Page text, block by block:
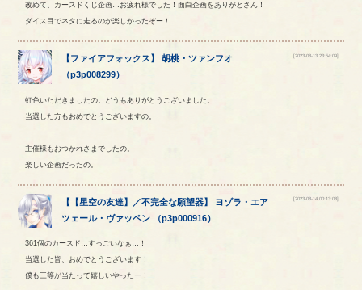
改めて、カースドくじ企画…お疲れ様でした！面白企画をありがとさん！
ダイス目でネタに走るのが楽しかったぞー！
【ファイアフォックス 】胡桃・ツァンフオ
（p3p008299）
[2023-08-13 23:54:09]
虹色いただきましたの。どうもありがとうございました。
当選した方もおめでとうございますの。
主催様もおつかれさまでしたの。
楽しい企画だったの。
【 【星空の友達】／不完全な願望器】 ヨゾラ ・ エア
ツェール・ ヴァッペン （p3p000916）
[2023-08-14 00:13:08]
361個のカースド…すっごいなぁ…！
当選した皆、おめでとうございます！
僕も三等が当たって嬉しいやったー！